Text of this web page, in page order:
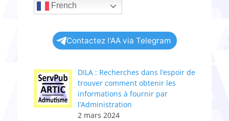
French
Contactez l'AA via Telegram
DILA : Recherches dans l’espoir de
trouver comment obtenir les
informations à fournir par
l’Administration
2 mars 2024